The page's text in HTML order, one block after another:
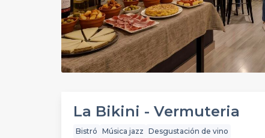
La Bikini - Vermuteria
Bistró Música jazz Desgustación de vino